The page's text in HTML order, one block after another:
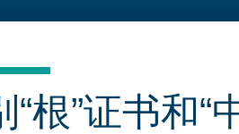
“根”证书和“